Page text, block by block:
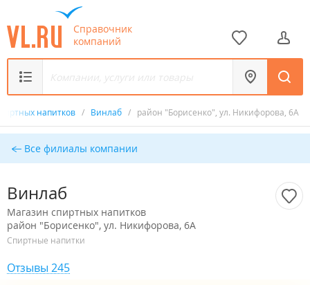
Справочник
компаний
напитков / Винлаб / район "Борисенко", ул. Никифорова, 6А
Все филиалы компании
Винлаб
Магазин спиртных напитков
район "Борисенко", ул. Никифорова, 6А
Спиртные напитки
Отзывы 245